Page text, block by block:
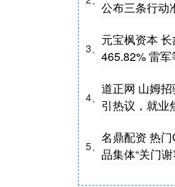
公布三条行动
3、
元宝枫资本
465.82% 雷
4、
道正网 山姆
引热议，就业
5、
名鼎配资 热
品集体“关门谢